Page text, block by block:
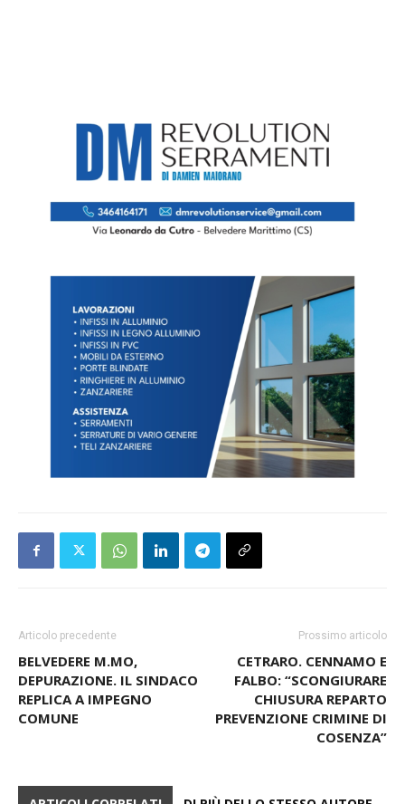
Articolo precedente
BELVEDERE M.MO,
DEPURAZIONE. IL SINDACO
REPLICA A IMPEGNO
COMUNE
Prossimo articolo
CETRARO. CENNAMO E
FALBO: “SCONGIURARE
CHIUSURA REPARTO
PREVENZIONE CRIMINE DI
COSENZA”